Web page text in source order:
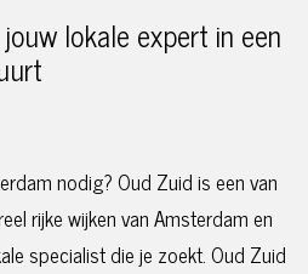
lokale expert in een
nodig? Oud Zuid is een van
rijke wijken van Amsterdam en
specialist die je zoekt. Oud Zuid